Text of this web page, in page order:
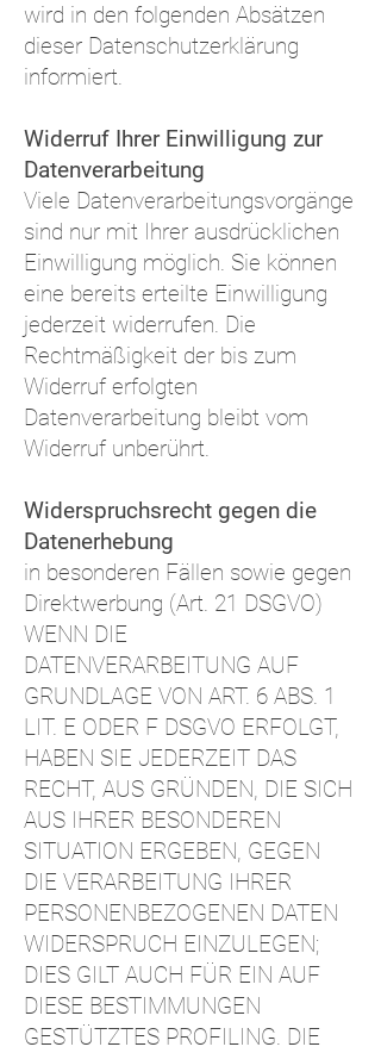
wird in den folgenden Absätzen
dieser Datenschutzerklärung
informiert.
Widerruf Ihrer Einwilligung zur
Datenverarbeitung
Viele Datenverarbeitungsvorgänge
sind nur mit Ihrer ausdrücklichen
Einwilligung möglich. Sie können
eine bereits erteilte Einwilligung
jederzeit widerrufen. Die
Rechtmäßigkeit der bis zum
Widerruf erfolgten
Datenverarbeitung bleibt vom
Widerruf unberührt.
Widerspruchsrecht gegen die
Datenerhebung
in besonderen Fällen sowie gegen
Direktwerbung (Art. 21 DSGVO)
WENN DIE
DATENVERARBEITUNG AUF
GRUNDLAGE VON ART. 6 ABS. 1
LIT. E ODER F DSGVO ERFOLGT,
HABEN SIE JEDERZEIT DAS
RECHT, AUS GRÜNDEN, DIE SICH
AUS IHRER BESONDEREN
SITUATION ERGEBEN, GEGEN
DIE VERARBEITUNG IHRER
PERSONENBEZOGENEN DATEN
WIDERSPRUCH EINZULEGEN;
DIES GILT AUCH FÜR EIN AUF
DIESE BESTIMMUNGEN
GESTÜTZTES PROFILING. DIE